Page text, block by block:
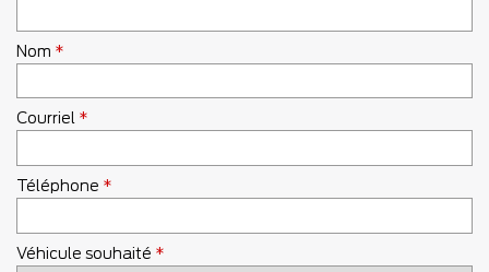
Nom *
Courriel *
Téléphone *
Véhicule souhaité *